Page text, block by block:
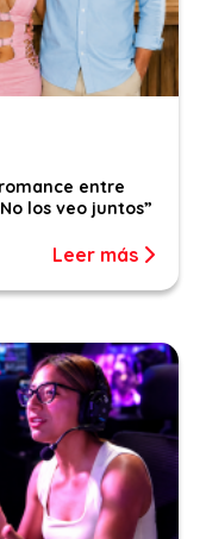
entre
los veo juntos”
Leer más